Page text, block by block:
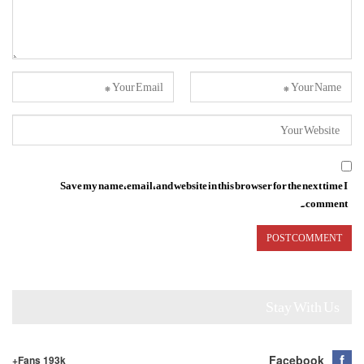
Save my name, email, and website in this browser for the next time I
comment.
Facebook
Fans 193k+